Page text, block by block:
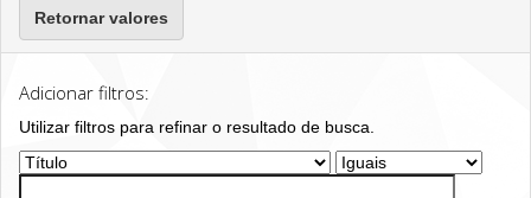
Retornar valores
Adicionar filtros:
Utilizar filtros para refinar o resultado de busca.